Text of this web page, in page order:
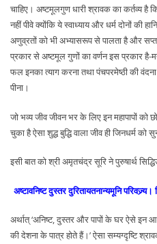
चाहिए। अष्टमूलगुण धारी श्रावक का कर्तव्य है
नहीं पीवे क्योंकि ये स्वाध्याय और धर्म दोनों की
अणुव्रतों को भी अभ्यासरूप से पालता है और
प्रकार से अष्टमूल गुणों का वर्णन इस प्रकार है-
फल इनका त्याग करना तथा पंचपरमेष्ठी की
पीना।
जो भव्य जीव जीवन भर के लिए इन महापापों को
चुका है ऐसा शुद्ध बुद्धि वाला जीव ही जिनधर्म को
इसी बात को श्री अमृतचंद्र सूरि ने पुरुषार्थ
अष्टावनिष्ट दुस्तर दुरितायतनान्यमूनि
अर्थात् ‘अनिष्ट, दुस्तर और पापों के घर ऐसे इन
की देशना के पात्र होते हैं।’ ऐसा सम्यग्दृष्टि